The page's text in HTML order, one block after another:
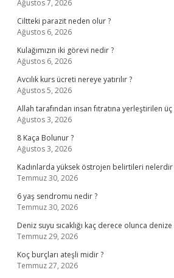
Ağustos 7, 2026
Ciltteki parazit neden olur ?
Ağustos 6, 2026
Kulağımızın iki görevi nedir ?
Ağustos 6, 2026
Avcılık kurs ücreti nereye yatırılır ?
Ağustos 5, 2026
Allah tarafından insan fıtratına yerleştirilen
Ağustos 3, 2026
8 Kaça Bolunur ?
Ağustos 3, 2026
Kadınlarda yüksek östrojen belirtileri nelerdir
Temmuz 30, 2026
6 yaş sendromu nedir ?
Temmuz 30, 2026
Deniz suyu sıcaklığı kaç derece olunca
Temmuz 29, 2026
Koç burçları ateşli midir ?
Temmuz 27, 2026